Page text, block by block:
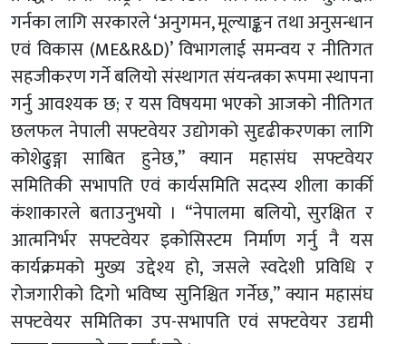
गर्नका लागि सरकारले ‘अनुगमन, मूल्याङ्कन तथा अनुसन्धान
एवं विकास (ME&R&D)’ विभागलाई समन्वय र नीतिगत
सहजीकरण गर्ने बलियो संस्थागत संयन्त्रका रूपमा स्थापना
गर्नु आवश्यक छ; र यस विषयमा भएको आजको नीतिगत
छलफल नेपाली सफ्टवेयर उद्योगको सुदृढीकरणका लागि
कोशेढुङ्गा साबित हुनेछ,” क्यान महासंघ सफ्टवेयर
समितिकी सभापति एवं कार्यसमिति सदस्य शीला कार्की
कंशाकारले बताउनुभयो । “नेपालमा बलियो, सुरक्षित र
आत्मनिर्भर सफ्टवेयर इकोसिस्टम निर्माण गर्नु नै यस
कार्यक्रमको मुख्य उद्देश्य हो, जसले स्वदेशी प्रविधि र
रोजगारीको दिगो भविष्य सुनिश्चित गर्नेछ,” क्यान महासंघ
सफ्टवेयर समितिका उप-सभापति एवं सफ्टवेयर उद्यमी